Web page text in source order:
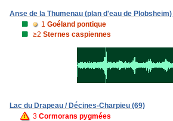
Anse de la Thumenau (plan d'eau de
1 Goéland pontique
≥2 Sternes caspiennes
Lac du Drapeau / Décines-Charpieu (69)
3 Cormorans pygmées